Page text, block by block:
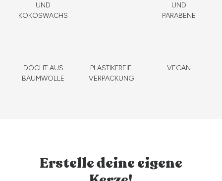
UND
KOKOSWACHS
UND
PARABENE
DOCHT AUS
BAUMWOLLE
PLASTIKFREIE
VERPACKUNG
VEGAN
Erstelle deine eigene